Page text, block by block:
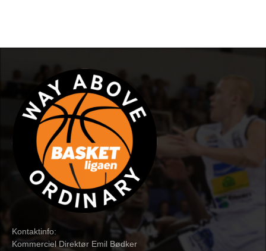
Kontaktinfo:
Kommerciel Direktør Emil Bødker